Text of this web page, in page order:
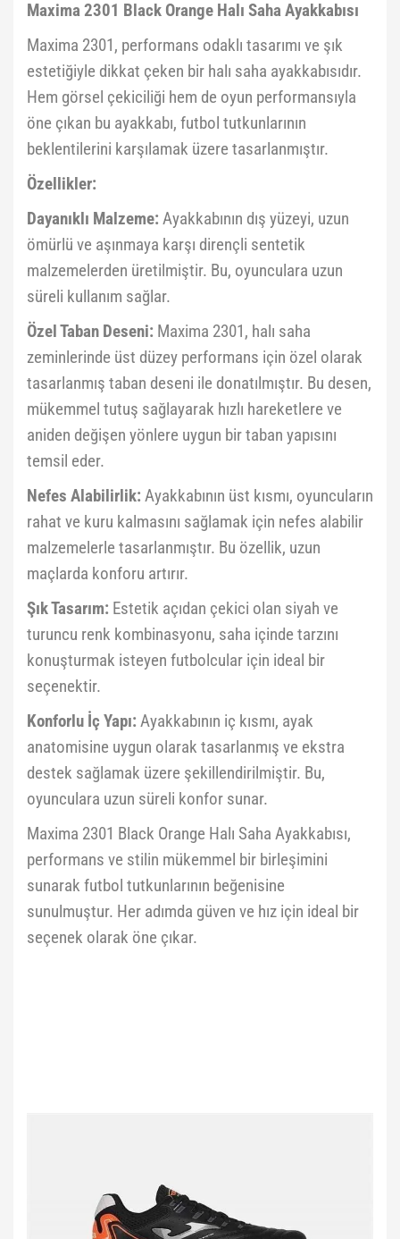
Maxima 2301 Black Orange Halı Saha Ayakkabısı
Maxima 2301, performans odaklı tasarımı ve şık
estetiğiyle dikkat çeken bir halı saha ayakkabısıdır.
Hem görsel çekiciliği hem de oyun performansıyla
öne çıkan bu ayakkabı, futbol tutkunlarının
beklentilerini karşılamak üzere tasarlanmıştır.
Özellikler:
Dayanıklı Malzeme: Ayakkabının dış yüzeyi, uzun
ömürlü ve aşınmaya karşı dirençli sentetik
malzemelerden üretilmiştir. Bu, oyunculara uzun
süreli kullanım sağlar.
Özel Taban Deseni: Maxima 2301, halı saha
zeminlerinde üst düzey performans için özel olarak
tasarlanmış taban deseni ile donatılmıştır. Bu desen,
mükemmel tutuş sağlayarak hızlı hareketlere ve
aniden değişen yönlere uygun bir taban yapısını
temsil eder.
Nefes Alabilirlik: Ayakkabının üst kısmı, oyuncuların
rahat ve kuru kalmasını sağlamak için nefes alabilir
malzemelerle tasarlanmıştır. Bu özellik, uzun
maçlarda konforu artırır.
Şık Tasarım: Estetik açıdan çekici olan siyah ve
turuncu renk kombinasyonu, saha içinde tarzını
konuşturmak isteyen futbolcular için ideal bir
seçenektir.
Konforlu İç Yapı: Ayakkabının iç kısmı, ayak
anatomisine uygun olarak tasarlanmış ve ekstra
destek sağlamak üzere şekillendirilmiştir. Bu,
oyunculara uzun süreli konfor sunar.
Maxima 2301 Black Orange Halı Saha Ayakkabısı,
performans ve stilin mükemmel bir birleşimini
sunarak futbol tutkunlarının beğenisine
sunulmuştur. Her adımda güven ve hız için ideal bir
seçenek olarak öne çıkar.